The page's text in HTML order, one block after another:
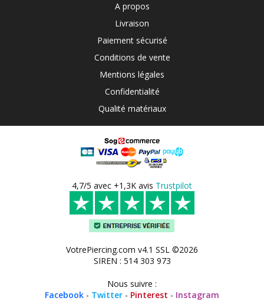
A propos
Livraison
Paiement sécurisé
Conditions de vente
Mentions légales
Confidentialité
Qualité matériaux
4,7/5 avec +1,3K avis Trustpilot
VotrePiercing.com v4.1 SSL ©2026
SIREN : 514 303 973
Nous suivre :
Facebook - Twitter - Pinterest - Instagram